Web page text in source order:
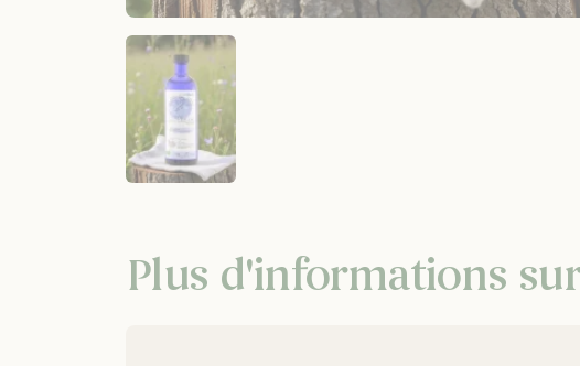
Plus d'informations